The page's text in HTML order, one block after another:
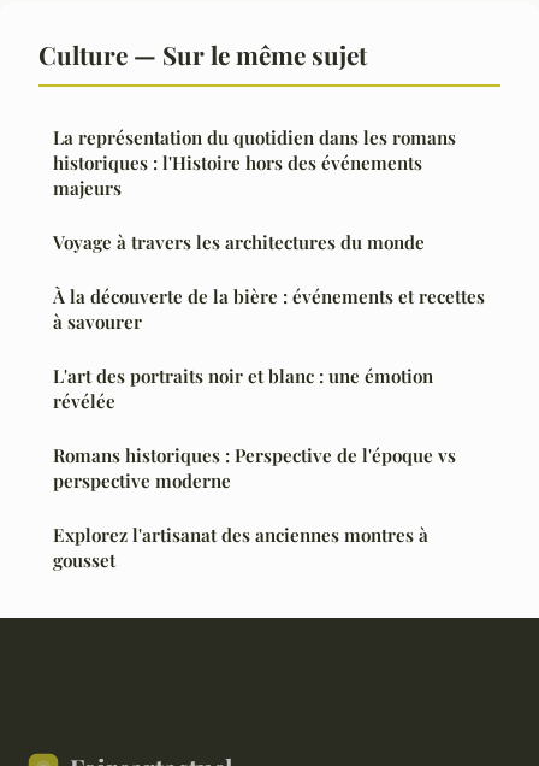
Culture — Sur le même sujet
La représentation du quotidien dans les romans
historiques : l'Histoire hors des événements
majeurs
Voyage à travers les architectures du monde
À la découverte de la bière : événements et recettes
à savourer
L'art des portraits noir et blanc : une émotion
révélée
Romans historiques : Perspective de l'époque vs
perspective moderne
Explorez l'artisanat des anciennes montres à
gousset